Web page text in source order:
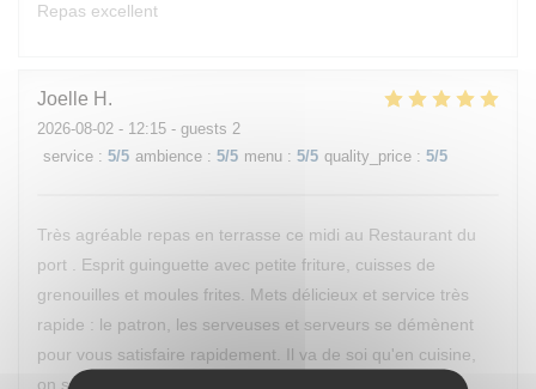
Repas excellent
Joelle H
2026-08-02 - 12:15 - guests 2
service : 5/5 ambience : 5/5 menu : 5/5 quality_price : 5/5
Très agréable repas en terrasse ce midi au Restaurant du
port . Esprit guinguette avec petite friture, cuisses de
grenouilles et moules frites. Mets délicieux et service très
rapide : le patron, les serveuses et serveurs se démènent
pour vous satisfaire rapidement. Il va de soi qu'en cuisine,
on se démène également. Bravo à l'équipe !